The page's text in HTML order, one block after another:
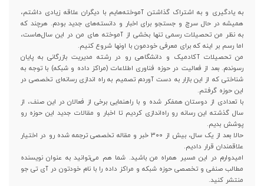
به یادگیری و به اشتراک گذاشتن آموخته‌هایم با دیگران علاقه زیادی داشتم،
همیشه در حال سرچ و جستجو برای اخبار و دانسته‌های جدید بودم. هرچند که
به نظر من تحصیلات رسمی تنها بخشی از آموخته های من در این سال‌هاست،
اما رسم بر اینه که برای معرفی خودمون با اونها شروع کنیم.
من تحصیلات آکادمیک و دانشگاهی رو در رشته مدیریت بازرگانی به پایان
رسوندم. بعد از فعالیت در حوزه فناوری اطلاعات (مراکز داده و شبکه) با توجه به
شناختی که از این بازار به دست آوردم تصمیم به راه اندازی رسانه‌ای تخصصی در
این حوزه گرفتم.
با تعدادی از دوستان همفکر شده و با راهنمایی برخی از فعالان در این صنف، از
سال گذشته این رسانه رو راه‌اندازی کردیم تا اخبار و مقالات جدید این حوزه رو
پوشش بدیم.
حالا بعد از یک سال، بیش از ۳۰۰ خبر و مقاله تخصصی ترجمه شده رو در اختیار
علاقمندان قرار دادیم.
امیدوارم در این مسیر همراه من باشید. شما هم می‌توانید به عنوان نویسنده
مطالب صنفی و تخصصی حوزه شبکه و مراکز داده را با نام خودتون در آی تی جو
منتشر کنید.